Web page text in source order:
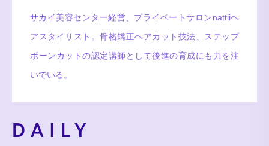
サカイ美容センター経営、プライベートサロンnattiiヘ
アスタイリスト。骨格矯正ヘアカット技法、ステップ
ボーンカットの認定講師として後進の育成にも力を注
いでいる。
DAILY